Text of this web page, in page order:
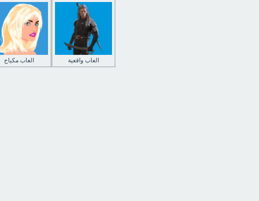
العاب مكياج العاب واقعية